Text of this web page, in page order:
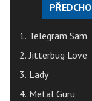
1. Telegram Sam
2. Jitterbug Love
3. Lady
4. Metal Guru